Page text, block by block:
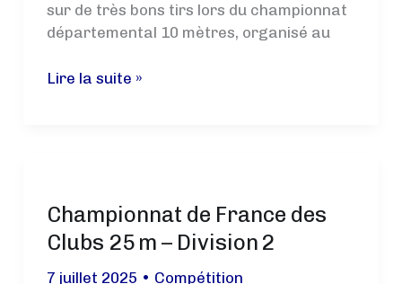
sur de très bons tirs lors du championnat
départemental 10 mètres, organisé au
De
Tir
lors
Championnat
Lire la suite »
Championnat de France des
Clubs 25 m – Division 2
7 juillet 2025 • Compétition